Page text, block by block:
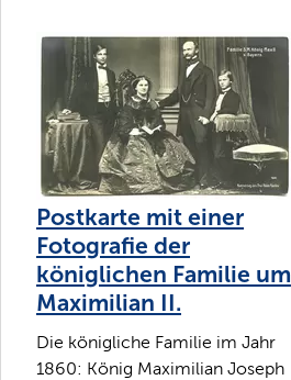
Postkarte mit einer
Fotografie der
königlichen Familie um
Maximilian II.
Die königliche Familie im Jahr
1860: König Maximilian Joseph